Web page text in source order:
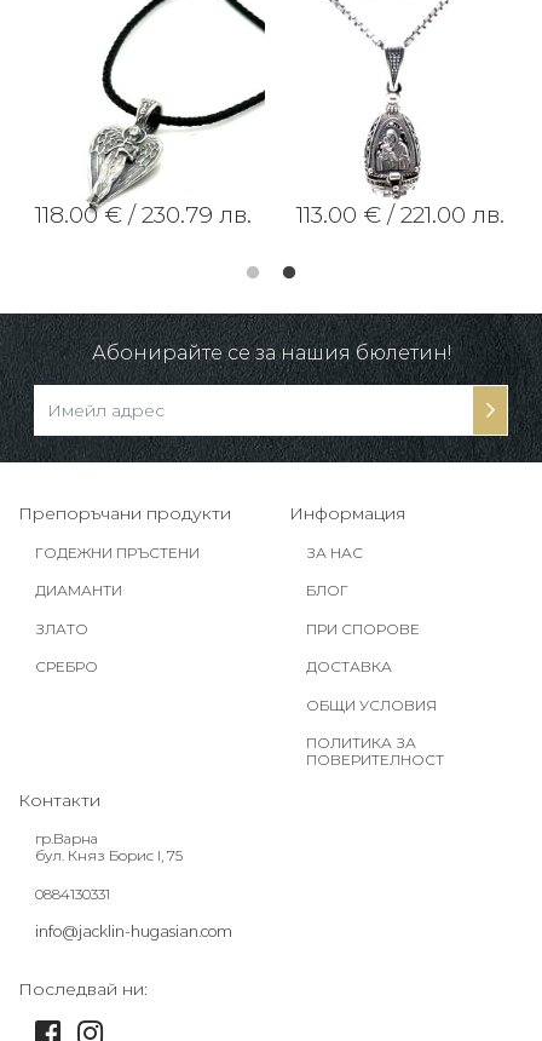
118.00 € / 230.79 лв. 113.00 € / 221.00 лв.
Абонирайте се за нашия бюлетин!
Препоръчани продукти
ГОДЕЖНИ ПРЪСТЕНИ
ДИАМАНТИ
ЗЛАТО
СРЕБРО
Информация
ЗА НАС
БЛОГ
ПРИ СПОРОВЕ
ДОСТАВКА
ОБЩИ УСЛОВИЯ
ПОЛИТИКА ЗА
ПОВЕРИТЕЛНОСТ
Контакти
гр.Варна
бул. Княз Борис I, 75
0884130331
info@jacklin-hugasian.com
Последвай ни: